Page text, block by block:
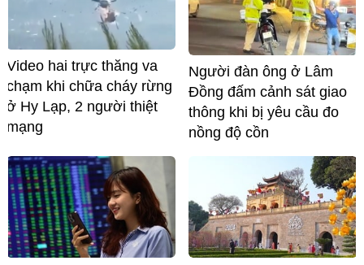
Video hai trực thăng va
chạm khi chữa cháy rừng
ở Hy Lạp, 2 người thiệt
mạng
Người đàn ông ở Lâm
Đồng đấm cảnh sát giao
thông khi bị yêu cầu đo
nồng độ cồn